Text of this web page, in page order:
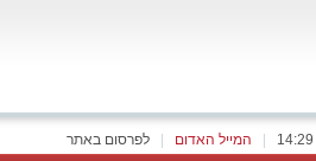
לפרסום באתר המייל האדום